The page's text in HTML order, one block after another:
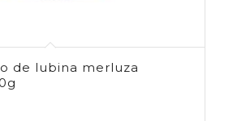
de lubina merluza